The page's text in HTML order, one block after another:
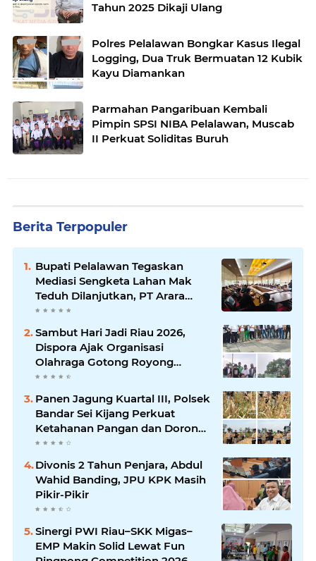
Tahun 2025 Dikaji Ulang
Polres Pelalawan Bongkar Kasus Ilegal
Logging, Dua Truk Bermuatan 12 Kubik
Kayu Diamankan
Parmahan Pangaribuan Kembali
Pimpin SPSI NIBA Pelalawan, Muscab
II Perkuat Soliditas Buruh
Berita Terpopuler
Bupati Pelalawan Tegaskan
Mediasi Sengketa Lahan Mak
Teduh Dilanjutkan, PT Arara
Abadi Diminta Hadir pada
Pertemuan Berikutnya
Sambut Hari Jadi Riau 2026,
Dispora Ajak Organisasi
Olahraga Gotong Royong
Percantik Stadion Utama Riau
Panen Jagung Kuartal III, Polsek
Bandar Sei Kijang Perkuat
Ketahanan Pangan dan Dorong
Produktivitas Petani
Divonis 2 Tahun Penjara, Abdul
Wahid Banding, JPU KPK Masih
Pikir-Pikir
Sinergi PWI Riau–SKK Migas–
EMP Makin Solid Lewat Fun